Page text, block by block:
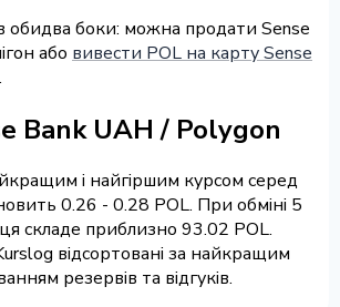
обидва боки: можна продати Sense
або вивести POL на карту Sense
.
Bank UAH / Polygon
і найгіршим курсом серед
0.26 - 0.28 POL. При обміні 5
складе приблизно 93.02 POL.
відсортовані за найкращим
резервів та відгуків.